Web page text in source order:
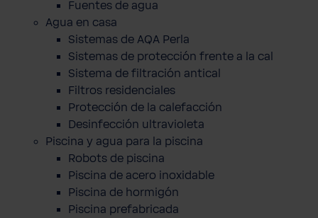
Fuentes de agua
Agua en casa
Sistemas de AQA Perla
Sistemas de protección frente a la cal
Sistema de filtración antical
Filtros residenciales
Protección de la calefacción
Desinfección ultravioleta
Piscina y agua para la piscina
Robots de piscina
Piscina de acero inoxidable
Piscina de hormigón
Piscina prefabricada